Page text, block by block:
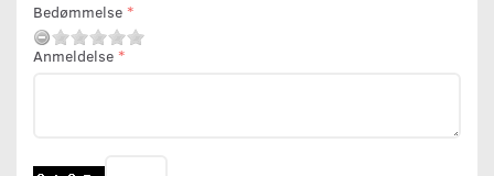
Bedømmelse
Anmeldelse